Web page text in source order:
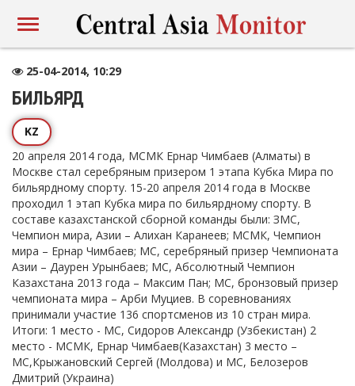
25-04-2014, 10:29
БИЛЬЯРД
KZ
20 апреля 2014 года, МСМК Ернар Чимбаев (Алматы) в
Москве стал серебряным призером 1 этапа Кубка Мира по
бильярдному спорту. 15-20 апреля 2014 года в Москве
проходил 1 этап Кубка мира по бильярдному спорту. В
составе казахстанской сборной команды были: ЗМС,
Чемпион мира, Азии – Алихан Каранеев; МСМК, Чемпион
мира – Ернар Чимбаев; МС, серебряный призер Чемпионата
Азии – Даурен Урынбаев; МС, Абсолютный Чемпион
Казахстана 2013 года – Максим Пан; МС, бронзовый призер
чемпионата мира – Арби Муциев. В соревнованиях
принимали участие 136 спортсменов из 10 стран мира.
Итоги: 1 место - МС, Сидоров Александр (Узбекистан) 2
место - МСМК, Ернар Чимбаев(Казахстан) 3 место –
МС,Крыжановский Сергей (Молдова) и МС, Белозеров
Дмитрий (Украина)